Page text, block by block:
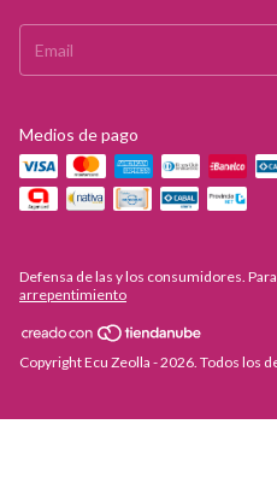
Medios de pago
Defensa de las y los consumidores.
arrepentimiento
Copyright Ecu Zeolla - 2026. Todos los